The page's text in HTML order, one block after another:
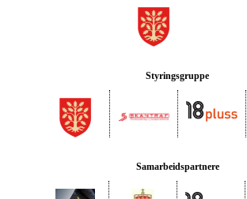
Styringsgruppe
Samarbeidspartnere